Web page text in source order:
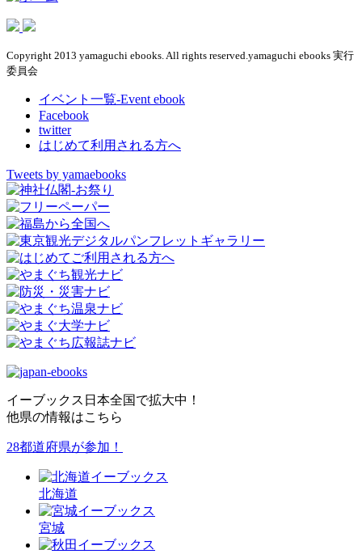
Copyright 2013 yamaguchi ebooks. All rights reserved.yamaguchi ebooks 実行
委員会
イベント一覧-Event ebook
Facebook
twitter
はじめて利用される方へ
Tweets by yamaebooks
イーブックス日本全国で拡大中！
他県の情報はこちら
28都道府県が参加！
北海道
宮城